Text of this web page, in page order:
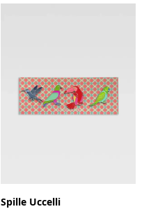
Spille Uccelli